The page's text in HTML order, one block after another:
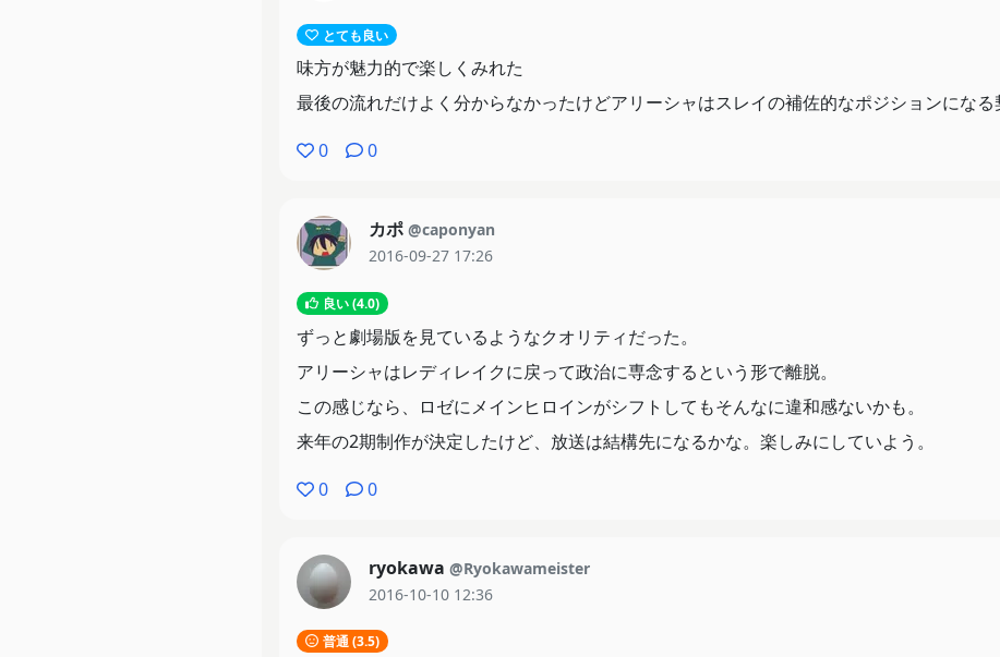
とても良い
味方が魅力的で楽しくみれた
最後の流れだけよく分からなかったけどアリーシャはスレイの補佐的なポジションにな
0
0
カポ @caponyan
2016-09-27 17:26
良い (4.0)
ずっと劇場版を見ているようなクオリティだった。
アリーシャはレディレイクに戻って政治に専念するという形で離脱。
この感じなら、ロゼにメインヒロインがシフトしてもそんなに違和感ないかも。
来年の2期制作が決定したけど、放送は結構先になるかな。楽しみにしていよう。
0
0
ryokawa @Ryokawameister
2016-10-10 12:36
普通 (3.5)